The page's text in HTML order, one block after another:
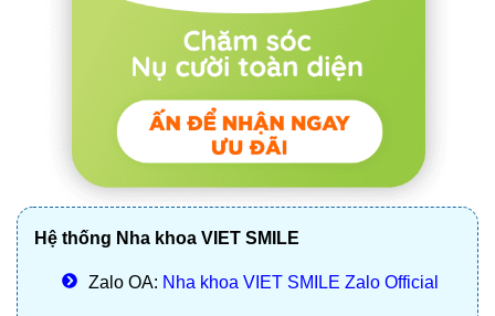
Hệ thống Nha khoa VIET SMILE
Zalo OA: Nha khoa VIET SMILE Zalo Official